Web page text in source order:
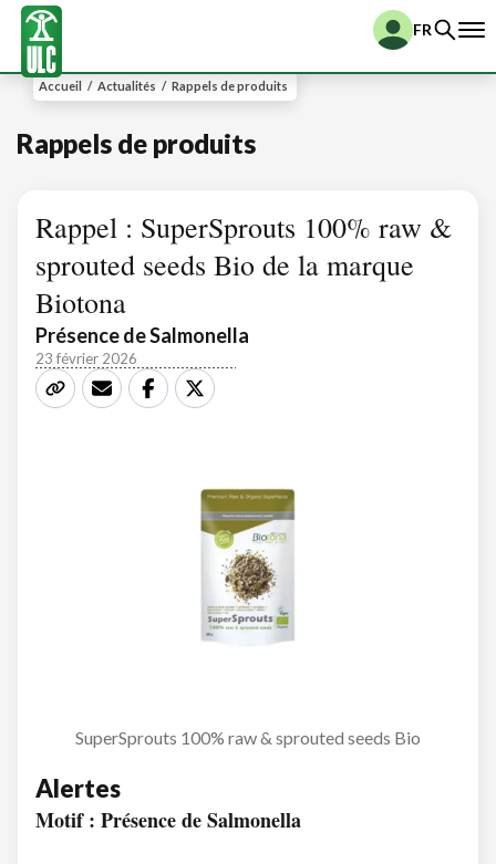
FR
Accueil / Actualités / Rappels de produits
Rappels de produits
Rappel : SuperSprouts 100% raw &
sprouted seeds Bio de la marque
Biotona
Présence de Salmonella
23 février 2026
SuperSprouts 100% raw & sprouted seeds Bio
Alertes
Motif : Présence de Salmonella